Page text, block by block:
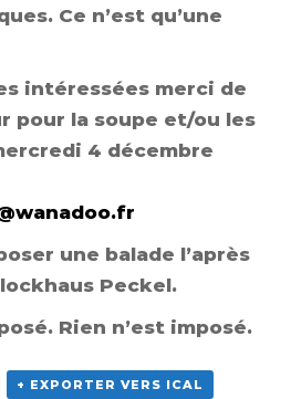
Ce n’est qu’une
intéressées merci de
pour la soupe et/ou les
4 décembre
une balade l’après
Peckel.
Rien n’est imposé.
+ EXPORTER VERS ICAL